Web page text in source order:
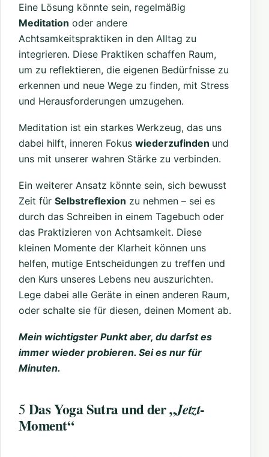
Eine Lösung könnte sein, regelmäßig
Meditation oder andere
Achtsamkeitspraktiken in den Alltag zu
integrieren. Diese Praktiken schaffen Raum,
um zu reflektieren, die eigenen Bedürfnisse zu
erkennen und neue Wege zu finden, mit Stress
und Herausforderungen umzugehen.
Meditation ist ein starkes Werkzeug, das uns
dabei hilft, inneren Fokus wiederzufinden und
uns mit unserer wahren Stärke zu verbinden.
Ein weiterer Ansatz könnte sein, sich bewusst
Zeit für Selbstreflexion zu nehmen – sei es
durch das Schreiben in einem Tagebuch oder
das Praktizieren von Achtsamkeit. Diese
kleinen Momente der Klarheit können uns
helfen, mutige Entscheidungen zu treffen und
den Kurs unseres Lebens neu auszurichten.
Lege dabei alle Geräte in einen anderen Raum,
oder schalte sie für diesen, deinen Moment ab.
Mein wichtigster Punkt aber, du darfst es
immer wieder probieren. Sei es nur für
Minuten.
5 Das Yoga Sutra und der „Jetzt-
Moment“